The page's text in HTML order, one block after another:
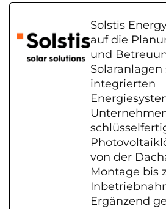
Solstis
auf die
und
Solaranlagen
integrierten
von der
Montage bis
Ergänzend